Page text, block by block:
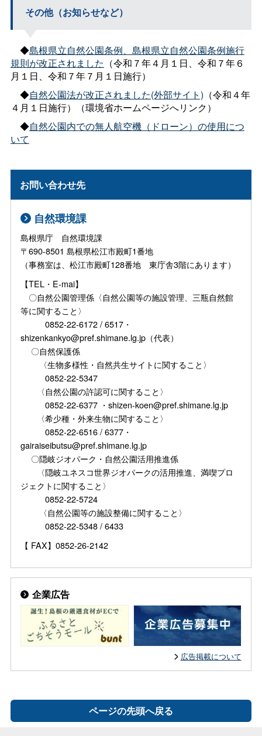
その他（お知らせなど）
◆島根県立自然公園条例、島根県立自然公園条例施行
規則が改正されました （令和７年４月１日、令和７年６
月１日、令和７年７月１日施行）
◆自然公園法が改正されました(外部サイト) （令和４年
４月１日施行）（環境省ホームページへリンク）
◆自然公園内での無人航空機（ドローン）の使用につ
いて
お問い合わせ先
自然環境課
島根県庁 自然環境課
〒690-8501 島根県松江市殿町1番地
（事務室は、松江市殿町128番地 東庁舎3階にあります）
【TEL・E-mai】
〇自然公園管理係〈自然公園等の施設管理、三瓶自然館
等に関すること〉
0852-22-6172 / 6517・
shizenkankyo@pref.shimane.lg.jp（代表）
〇自然保護係
〈生物多様性・自然共生サイトに関すること〉
0852-22-5347
〈自然公園の許認可に関すること〉
0852-22-6377 ・shizen-koen@pref.shimane.lg.jp
〈希少種・外来生物に関すること〉
0852-22-6516 / 6377・
gairaiseibutsu@pref.shimane.lg.jp
〇隠岐ジオパーク・自然公園活用推進係
〈隠岐ユネスコ世界ジオパークの活用推進、満喫プロ
ジェクトに関すること〉
0852-22-5724
〈自然公園等の施設整備に関すること〉
0852-22-5348 / 6433
【 FAX】0852-26-2142
企業広告
広告掲載について
ページの先頭へ戻る